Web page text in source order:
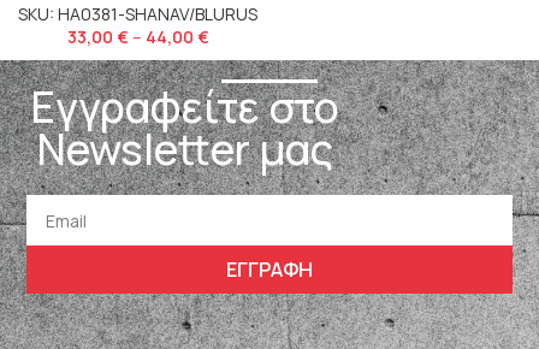
SKU: HA0381-SHANAV/BLURUS
33,00 € – 44,00 €
Εγγραφείτε στο
Newsletter μας
ΕΓΓΡΑΦΗ